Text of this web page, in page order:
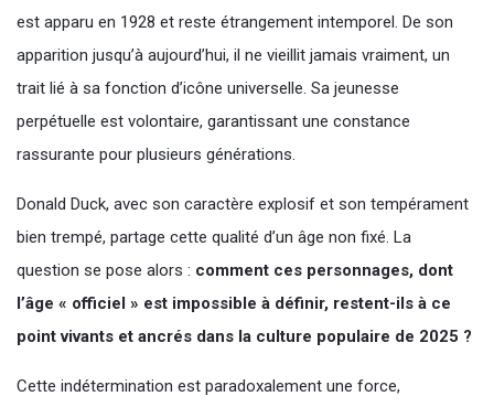
est apparu en 1928 et reste étrangement intemporel. De son
apparition jusqu’à aujourd’hui, il ne vieillit jamais vraiment, un
trait lié à sa fonction d’icône universelle. Sa jeunesse
perpétuelle est volontaire, garantissant une constance
rassurante pour plusieurs générations.
Donald Duck, avec son caractère explosif et son tempérament
bien trempé, partage cette qualité d’un âge non fixé. La
question se pose alors : comment ces personnages, dont
l’âge « officiel » est impossible à définir, restent-ils à ce
point vivants et ancrés dans la culture populaire de 2025 ?
Cette indétermination est paradoxalement une force,